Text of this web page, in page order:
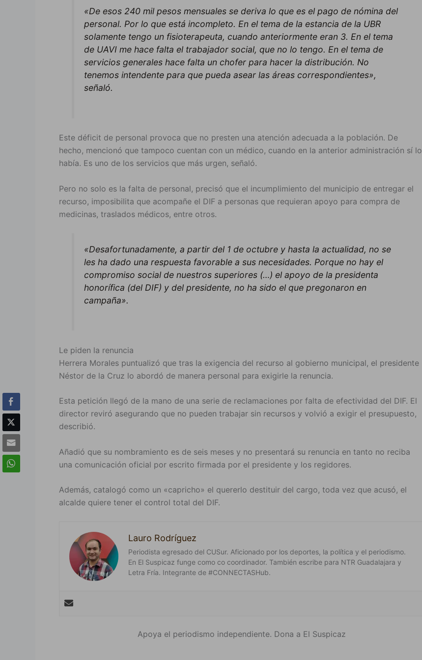
«De esos 240 mil pesos mensuales se deriva lo que es el pago de nómina del
personal. Por lo que está incompleto. En el tema de la estancia de la UBR
solamente tengo un fisioterapeuta, cuando anteriormente eran 3. En el tema
de UAVI me hace falta el trabajador social, que no lo tengo. En el tema de
servicios generales hace falta un chofer para hacer la distribución. No
tenemos intendente para que pueda asear las áreas correspondientes»,
señaló.
Este déficit de personal provoca que no presten una atención adecuada a la población. De
hecho, mencionó que tampoco cuentan con un médico, cuando en la anterior administración sí lo
había. Es uno de los servicios que más urgen, señaló.
Pero no solo es la falta de personal, precisó que el incumplimiento del municipio de entregar el
recurso, imposibilita que acompañe el DIF a personas que requieran apoyo para compra de
medicinas, traslados médicos, entre otros.
«Desafortunadamente, a partir del 1 de octubre y hasta la actualidad, no se
les ha dado una respuesta favorable a sus necesidades. Porque no hay el
compromiso social de nuestros superiores (…) el apoyo de la presidenta
honorífica (del DIF) y del presidente, no ha sido el que pregonaron en
campaña».
Le piden la renuncia
Herrera Morales puntualizó que tras la exigencia del recurso al gobierno municipal, el presidente
Néstor de la Cruz lo abordó de manera personal para exigirle la renuncia.
Esta petición llegó de la mano de una serie de reclamaciones por falta de efectividad del DIF. El
director reviró asegurando que no pueden trabajar sin recursos y volvió a exigir el presupuesto,
describió.
Añadió que su nombramiento es de seis meses y no presentará su renuncia en tanto no reciba
una comunicación oficial por escrito firmada por el presidente y los regidores.
Además, catalogó como un «capricho» el quererlo destituir del cargo, toda vez que acusó, el
alcalde quiere tener el control total del DIF.
Lauro Rodríguez
Periodista egresado del CUSur. Aficionado por los deportes, la política y el periodismo.
En El Suspicaz funge como co coordinador. También escribe para NTR Guadalajara y
Letra Fría. Integrante de #CONNECTASHub.
Apoya el periodismo independiente. Dona a El Suspicaz